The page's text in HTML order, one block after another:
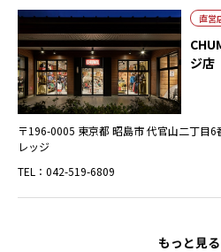
直営
ジ店
〒196-0005 東京都 昭島市 代官山二丁目
レッジ
TEL：042-519-6809
もっと見る